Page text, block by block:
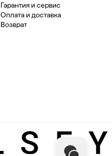
Гарантия и сервис
Оплата и доставка
Возврат